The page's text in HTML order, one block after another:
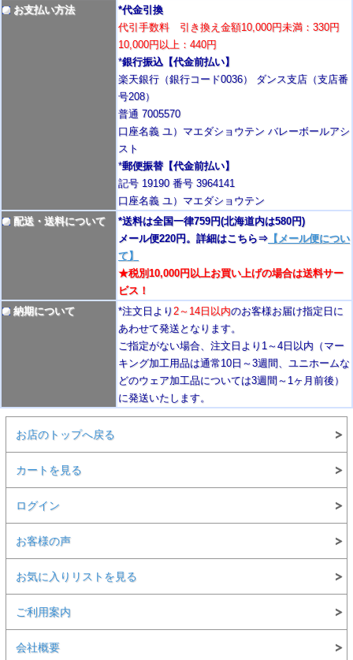
お支払い方法
*代金引換
代引手数料 引き換え金額10,000円未満：330円
10,000円以上：440円
*銀行振込【代金前払い】
楽天銀行（銀行コード0036） ダンス支店（支店番
号208）
普通 7005570
口座名義 ユ）マエダショウテン バレーボールアシ
スト
*郵便振替【代金前払い】
記号 19190 番号 3964141
口座名義 ユ）マエダショウテン
配送・送料について
*送料は全国一律759円(北海道内は580円)
メール便220円。詳細はこちら⇒ 【メール便につい
て】
★税別10,000円以上お買い上げの場合は送料サー
ビス！
納期について
*注文日より 2～14日以内のお客様お届け指定日に
あわせて発送となります。
ご指定がない場合、注文日より1～4日以内 （マー
キング加工用品は通常10日 ～3週間 、ユニホームな
どのウェア加工品については3週間～ 1ヶ月前後 ）
に発送いたします。
お店のトップへ戻る
カートを見る
ログイン
お客様の声
お気に入りリストを見る
ご利用案内
会社概要